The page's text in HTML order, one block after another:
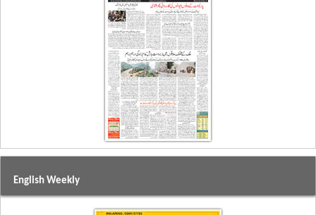
English Weekly